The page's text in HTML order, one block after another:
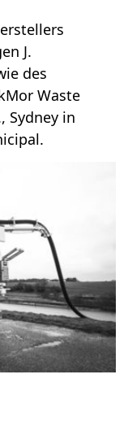
J.
des
Waste
Sydney in